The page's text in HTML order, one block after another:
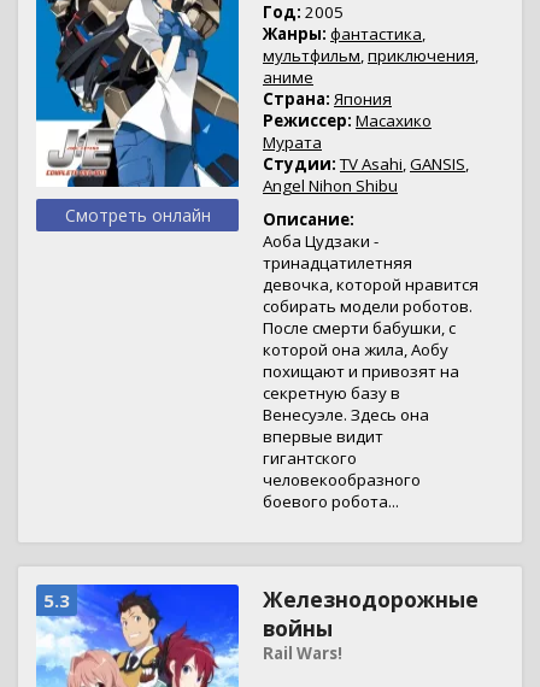
Смотреть онлайн
Год: 2005
Жанры: фантастика,
мультфильм,приключения,
аниме
Страна: Япония
Режиссер: Масахико
Мурата
Студии: TV Asahi,GANSIS,
Angel Nihon Shibu
Описание:
Аоба Цудзаки -
тринадцатилетняя
девочка, которой нравится
собирать модели роботов.
После смерти бабушки, с
которой она жила, Аобу
похищают и привозят на
секретную базу в
Венесуэле. Здесь она
впервые видит
гигантского
человекообразного
боевого робота...
5.3
Железнодорожные
войны
Rail Wars!